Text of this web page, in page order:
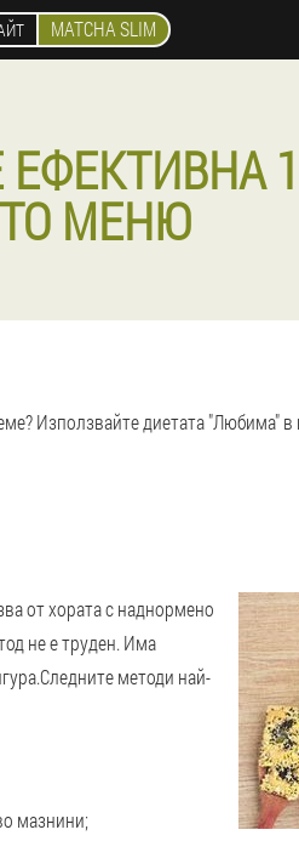
MATCHA SLIM
МЕНЮ
Използвайте диетата "Любима"
от хората с наднормено
не е труден. Има
Следните методи най-
мазнини;